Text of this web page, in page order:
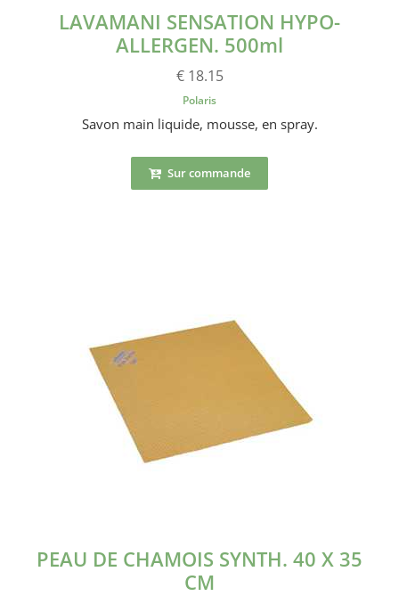
LAVAMANI SENSATION HYPO-
ALLERGEN. 500ml
€ 18.15
Polaris
Savon main liquide, mousse, en spray.
Sur commande
PEAU DE CHAMOIS SYNTH. 40 X 35
CM